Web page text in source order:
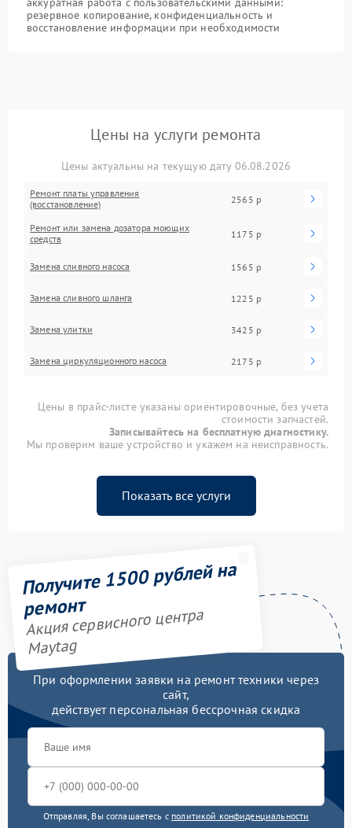
резервное копирование, конфиденциальность и
восстановление информации при необходимости
Цены на услуги ремонта
Цены актуальны на текущую дату 06.08.2026
Ремонт платы управления
(восстановление)
2565 р
Ремонт или замена дозатора моющих
средств
1175 р
Замена сливного насоса 1565 р
Замена сливного шланга 1225 р
Замена улитки 3425 р
Замена циркуляционного насоса 2175 р
Цены в прайс-листе указаны ориентировочные, без учета
стоимости запчастей.
Записывайтесь на бесплатную диагностику.
Мы проверим ваше устройство и укажем на неисправность.
Показать все услуги
Получите 1500 рублей на
ремонт
Акция сервисного центра
Maytag
При оформлении заявки на ремонт техники через
сайт,
действует персональная бессрочная скидка
Отправляя, Вы соглашаетесь с политикой конфиденциальности